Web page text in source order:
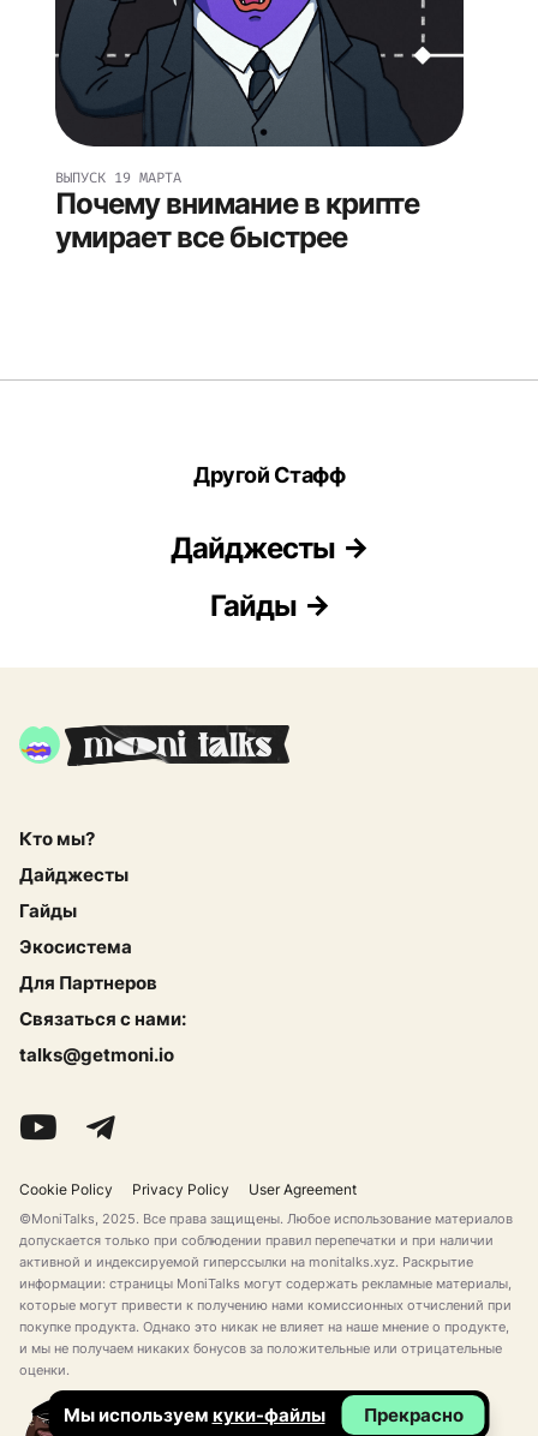
ВЫПУСК 19 МАРТА
Почему внимание в крипте
умирает все быстрее
Другой Стафф
Дайджесты
Гайды
Кто мы?
Дайджесты
Гайды
Экосистема
Для Партнеров
Связаться с нами:
talks@getmoni.io
Cookie Policy Privacy Policy User Agreement
©MoniTalks, 2025. Все права защищены. Любое использование материалов
допускается только при соблюдении правил перепечатки и при наличии
активной и индексируемой гиперссылки на monitalks.xyz. Раскрытие
информации: страницы MoniTalks могут содержать рекламные материалы,
которые могут привести к получению нами комиссионных отчислений при
покупке продукта. Однако это никак не влияет на наше мнение о продукте,
и мы не получаем никаких бонусов за положительные или отрицательные
оценки.
Сделано для Секси Криптанов
Мы используем куки-файлы Прекрасно